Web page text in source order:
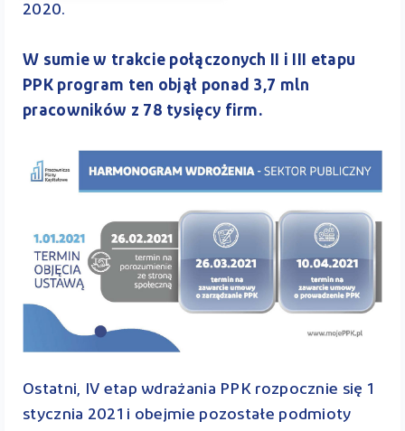
2020.
W sumie w trakcie połączonych II i III etapu
PPK program ten objął ponad 3,7 mln
pracowników z 78 tysięcy firm.
Ostatni, IV etap wdrażania PPK rozpocznie się 1
stycznia 2021 i obejmie pozostałe podmioty